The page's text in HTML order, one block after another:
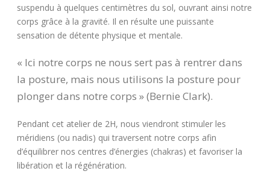
suspendu à quelques centimètres du sol, ouvrant ainsi notre
corps grâce à la gravité. Il en résulte une puissante
sensation de détente physique et mentale.
« Ici notre corps ne nous sert pas à rentrer dans
la posture, mais nous utilisons la posture pour
plonger dans notre corps » (Bernie Clark).
Pendant cet atelier de 2H, nous viendront stimuler les
méridiens (ou nadis) qui traversent notre corps afin
d’équilibrer nos centres d’énergies (chakras) et favoriser la
libération et la régénération.